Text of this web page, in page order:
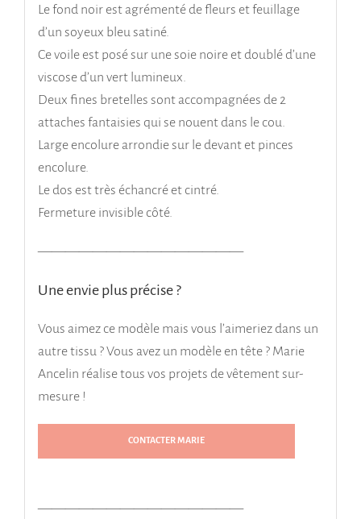
Le fond noir est agrémenté de fleurs et feuillage
d’un soyeux bleu satiné.
Ce voile est posé sur une soie noire et doublé d’une
viscose d’un vert lumineux.
Deux fines bretelles sont accompagnées de 2
attaches fantaisies qui se nouent dans le cou.
Large encolure arrondie sur le devant et pinces
encolure.
Le dos est très échancré et cintré.
Fermeture invisible côté.
———————————————
Une envie plus précise ?
Vous aimez ce modèle mais vous l’aimeriez dans un
autre tissu ? Vous avez un modèle en tête ? Marie
Ancelin réalise tous vos projets de vêtement sur-
mesure !
CONTACTER MARIE
———————————————